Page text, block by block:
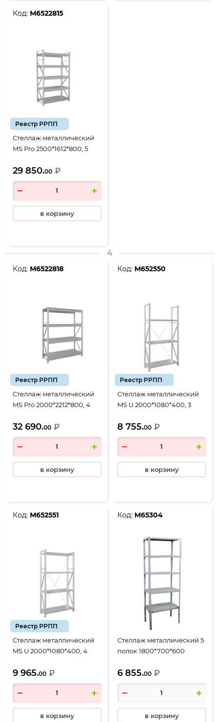
Код: М6522815
Реестр РРПП
Стеллаж металлический
MS Pro 2500*1612*800, 5
29 850.00 ₽
в корзину
4
Код: М6522818
Реестр РРПП
Стеллаж металлический
MS Pro 2000*2212*800, 4
32 690.00 ₽
в корзину
Код: М652550
Реестр РРПП
Стеллаж металлический
MS U 2000*1080*400, 3
8 755.00 ₽
в корзину
Код: М652551
Реестр РРПП
Стеллаж металлический
MS U 2000*1080*400, 4
9 965.00 ₽
в корзину
Код: М65304
Стеллаж металлический 5
полок 1800*700*600
6 855.00 ₽
в корзину